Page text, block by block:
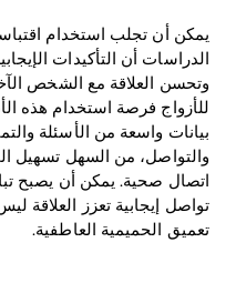
يمكن أن تجلب استخدام
الدراسات أن التأكيدات
وتحسن العلاقة مع الشخص
للأزواج فرصة استخدام هذه
بيانات واسعة من الأسئلة
والتواصل، من السهل تسهيل
اتصال صحية. يمكن أن يصبح
تواصل إيجابية تعزز العلاقة
تعميق الحميمية العاطفية.